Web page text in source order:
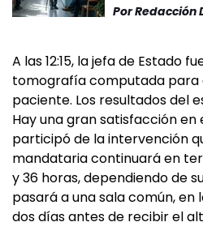
PorRedacción
A las 12:15, la jefa de Estado
tomografía computada para
paciente. Los resultados del
Hay una gran satisfacción en
participó de la intervención
mandataria continuará en
y 36 horas, dependiendo de
pasará a una sala común,
dos días antes de recibir el